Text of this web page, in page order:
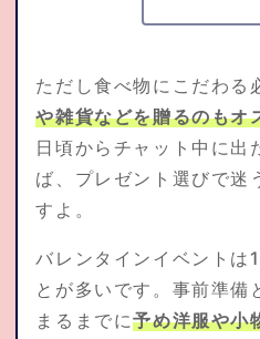
ただし食べ物にこだわる
や雑貨などを贈るのもオ
日頃からチャット中に出
ば、プレゼント選びで迷
すよ。
バレンタインイベントは
とが多いです。事前準備
まるまでに予め洋服や小